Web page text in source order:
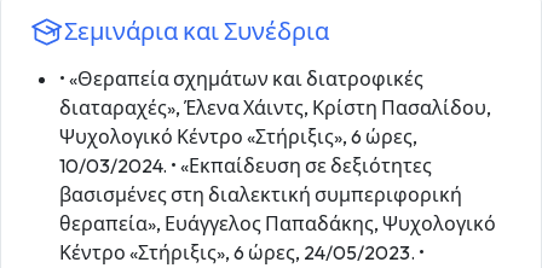
Σεμινάρια και Συνέδρια
• «Θεραπεία σχημάτων και διατροφικές
διαταραχές», Έλενα Χάιντς, Κρίστη Πασαλίδου,
Ψυχολογικό Κέντρο «Στήριξις», 6 ώρες,
10/03/2024. • «Εκπαίδευση σε δεξιότητες
βασισμένες στη διαλεκτική συμπεριφορική
θεραπεία», Ευάγγελος Παπαδάκης, Ψυχολογικό
Κέντρο «Στήριξις», 6 ώρες, 24/05/2023. •